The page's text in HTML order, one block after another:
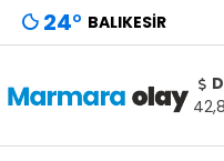
24° BALIKESIR